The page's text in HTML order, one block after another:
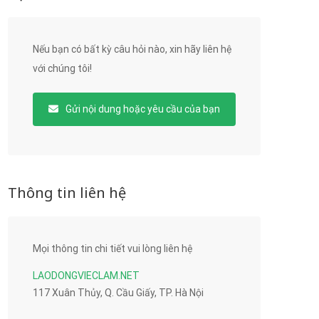
Nếu bạn có bất kỳ câu hỏi nào, xin hãy liên hệ
với chúng tôi!
Gửi nội dung hoặc yêu cầu của bạn
Thông tin liên hệ
Mọi thông tin chi tiết vui lòng liên hệ
LAODONGVIECLAM.NET
117 Xuân Thủy, Q. Cầu Giấy, TP. Hà Nội